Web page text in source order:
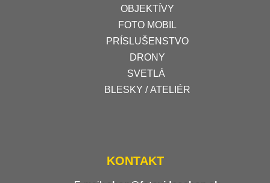
OBJEKTÍVY
FOTO MOBIL
PRÍSLUŠENSTVO
DRONY
SVETLÁ
BLESKY / ATELIÉR
KONTAKT